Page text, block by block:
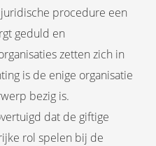
procedure een
geduld en
zetten zich in
is de enige organisatie
bezig is.
dat de giftige
rol spelen bij de